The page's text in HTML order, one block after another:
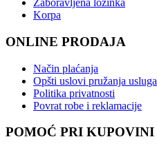
Zaboravljena lozinka
Korpa
ONLINE PRODAJA
Način plaćanja
Opšti uslovi pružanja usluga
Politika privatnosti
Povrat robe i reklamacije
POMOĆ PRI KUPOVINI